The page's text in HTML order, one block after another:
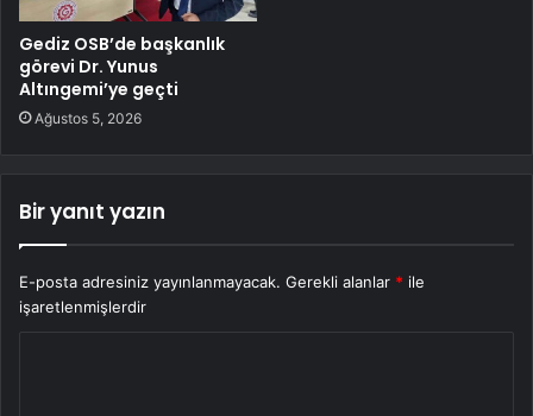
Gediz OSB’de başkanlık
görevi Dr. Yunus
Altıngemi’ye geçti
Ağustos 5, 2026
Bir yanıt yazın
E-posta adresiniz yayınlanmayacak. Gerekli alanlar * ile
işaretlenmişlerdir